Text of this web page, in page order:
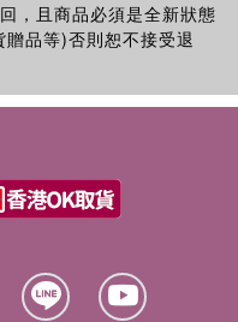
，且商品必須是全新狀態
品等)否則恕不接受退